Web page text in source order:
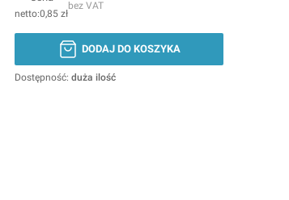
0,85 zł
bez VAT
DODAJ DO KOSZYKA
Dostępność: duża ilość